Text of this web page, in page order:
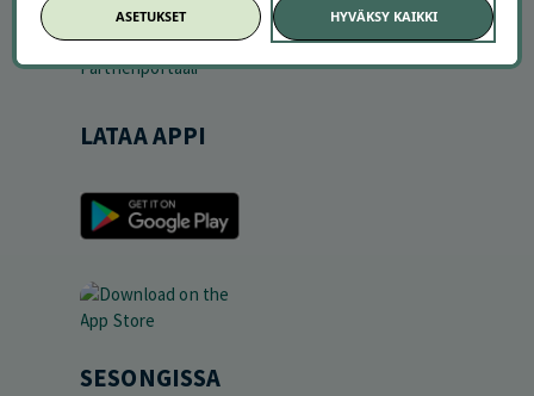
Markkinoi Offerillassa
Vaikuttajayhteistyö
Partneriportaali
LATAA APPI
SESONGISSA
ASETUKSET HYVÄKSY KAIKKI